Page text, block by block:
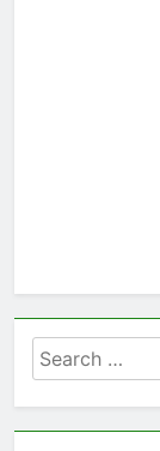
Search
for: